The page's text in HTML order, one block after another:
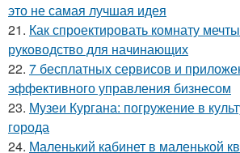
это не самая лучшая идея
21. Как спроектировать комнату
руководство для начинающих
22. 7 бесплатных сервисов и
эффективного управления бизнесом
23. Музеи Кургана: погружение в
города
24. Маленький кабинет в маленькой